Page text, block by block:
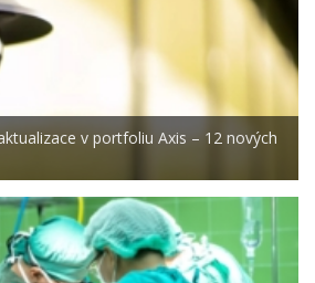
v portfoliu Axis – 12 nových